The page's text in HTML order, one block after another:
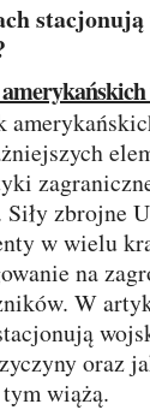
zbrojne
w wielu
na
W
oraz
wiążą.